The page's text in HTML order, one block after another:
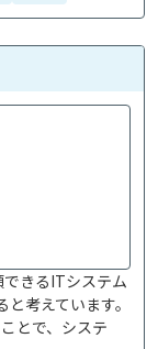
きるITシステム
考えています。
とで、システ